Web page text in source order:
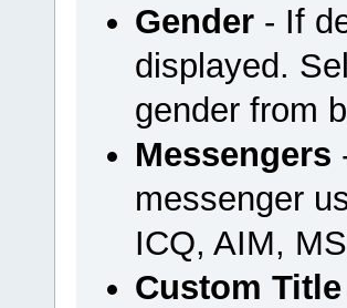
Gender- If
displayed.
gender from
Messengers
messenger
ICQ, AIM,
Custom Title